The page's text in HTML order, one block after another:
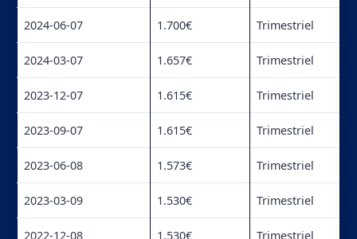
2024-06-07 1.700€ Trimestriel
2024-03-07 1.657€ Trimestriel
2023-12-07 1.615€ Trimestriel
2023-09-07 1.615€ Trimestriel
2023-06-08 1.573€ Trimestriel
2023-03-09 1.530€ Trimestriel
2022-12-08 1.530€ Trimestriel